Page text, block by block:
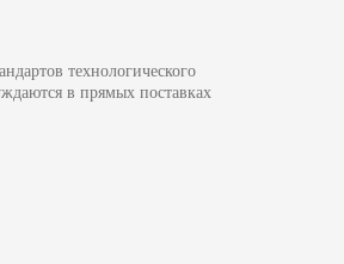
технологического
в прямых поставках